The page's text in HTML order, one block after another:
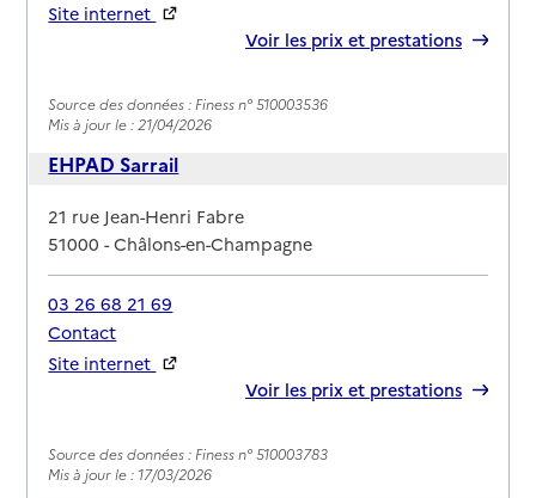
Site internet
Voir les prix et prestations
Source des données : Finess n° 510003536
Mis à jour le : 21/04/2026
EHPAD Sarrail
Adresse
21 rue Jean-Henri Fabre
51000-Châlons-en-Champagne
03 26 68 21 69
Contact
Site internet
Voir les prix et prestations
Source des données : Finess n° 510003783
Mis à jour le : 17/03/2026